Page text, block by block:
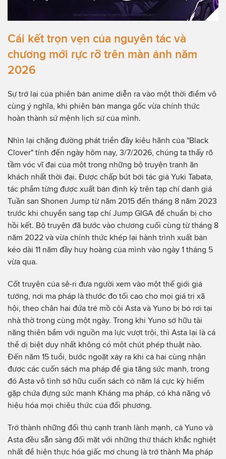
Cái kết trọn vẹn của nguyên tác và
chương mới rực rỡ trên màn ảnh năm
2026
Sự trở lại của phiên bản anime diễn ra vào một thời điểm vô
cùng ý nghĩa, khi phiên bản manga gốc vừa chính thức
hoàn thành sứ mệnh lịch sử của mình.
Nhìn lại chặng đường phát triển đầy kiêu hãnh của "Black
Clover" tính đến ngày hôm nay, 3/7/2026, chúng ta thấy rõ
tầm vóc vĩ đại của một trong những bộ truyện tranh ăn
khách nhất thời đại. Được chấp bút bởi tác giả Yuki Tabata,
tác phẩm từng được xuất bản định kỳ trên tạp chí danh giá
Tuần san Shonen Jump từ năm 2015 đến tháng 8 năm 2023
trước khi chuyển sang tạp chí Jump GIGA để chuẩn bị cho
hồi kết. Bộ truyện đã bước vào chương cuối cùng từ tháng 8
năm 2022 và vừa chính thức khép lại hành trình xuất bản
kéo dài 11 năm đầy huy hoàng của mình vào ngày 1 tháng 5
vừa qua.
Cốt truyện của sê-ri đưa người xem vào một thế giới giả
tưởng, nơi ma pháp là thước đo tối cao cho mọi giá trị xã
hội, theo chân hai đứa trẻ mồ côi Asta và Yuno bị bỏ rơi tại
nhà thờ trong cùng một ngày. Trong khi Yuno sở hữu tài
năng thiên bẩm với nguồn ma lực vượt trội, thì Asta lại là cá
thể dị biệt duy nhất không có một chút phép thuật nào.
Đến năm 15 tuổi, bước ngoặt xảy ra khi cả hai cùng nhận
được các cuốn sách ma pháp để gia tăng sức mạnh, trong
đó Asta vô tình sở hữu cuốn sách cỏ năm lá cực kỳ hiếm
gặp chứa đựng sức mạnh Kháng ma pháp, có khả năng vô
hiệu hóa mọi chiêu thức của đối phương.
Trở thành những đối thủ cạnh tranh lành mạnh, cả Yuno và
Asta đều sẵn sàng đối mặt với những thử thách khắc nghiệt
nhất để hiện thực hóa giấc mơ chung là trở thành Ma pháp